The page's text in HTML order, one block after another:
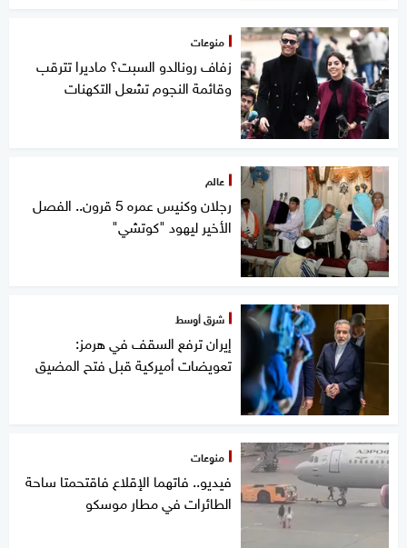
منوعات
زفاف رونالدو السبت؟ ماديرا تترقب
وقائمة النجوم تشعل التكهنات
عالم
رجلان وكنيس عمره 5 قرون.. الفصل
الأخير ليهود "كوتشي"
شرق أوسط
إيران ترفع السقف في هرمز:
تعويضات أميركية قبل فتح المضيق
منوعات
فيديو.. فاتهما الإقلاع فاقتحمتا ساحة
الطائرات في مطار موسكو